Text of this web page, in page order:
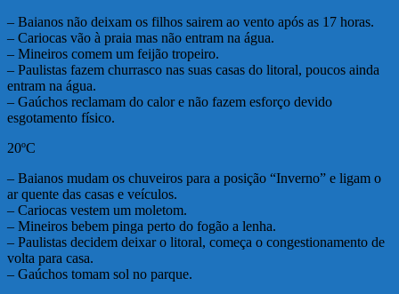
– Baianos não deixam os filhos sairem ao vento após as 17 horas.
– Cariocas vão à praia mas não entram na água.
– Mineiros comem um feijão tropeiro.
– Paulistas fazem churrasco nas suas casas do litoral, poucos ainda
entram na água.
– Gaúchos reclamam do calor e não fazem esforço devido
esgotamento físico.
20ºC
– Baianos mudam os chuveiros para a posição “Inverno” e ligam o
ar quente das casas e veículos.
– Cariocas vestem um moletom.
– Mineiros bebem pinga perto do fogão a lenha.
– Paulistas decidem deixar o litoral, começa o congestionamento de
volta para casa.
– Gaúchos tomam sol no parque.